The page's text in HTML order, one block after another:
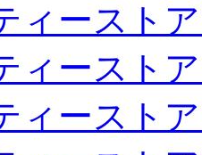
ィースト
ィースト
ィースト